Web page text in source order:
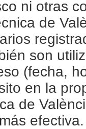
ni otras
de
son
(fecha,
en la
de
efectiva.